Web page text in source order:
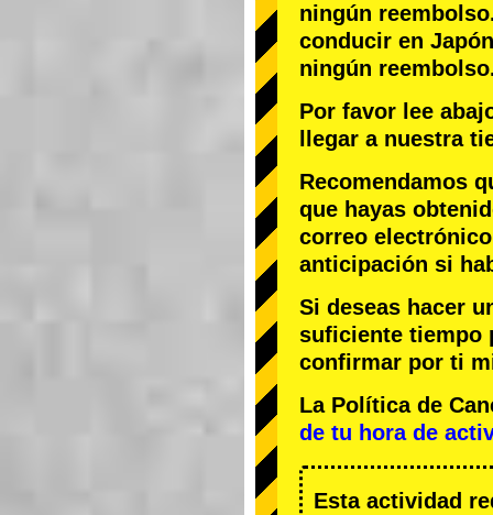
ningún
conducir en
ningún
Por favor lee
llegar a nuestra
Recomendamos
que hayas
correo
anticipación si
Si deseas hacer
suficiente tiempo
confirmar por ti
La Política de
de tu hora de
Esta actividad